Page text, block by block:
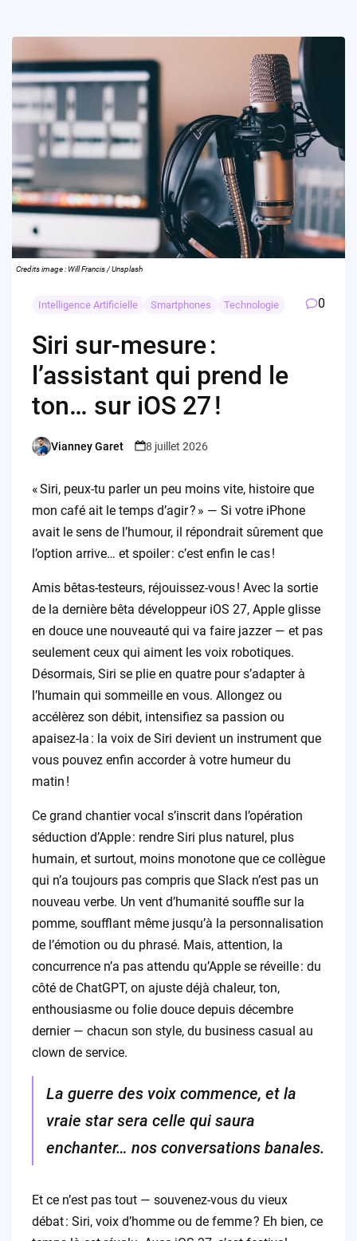
Credits image : Will Francis / Unsplash
Intelligence Artificielle Smartphones Technologie 0
Siri sur-mesure :
l’assistant qui prend le
ton… sur iOS 27 !
Posted
Vianney Garet 8 juillet 2026
« Siri, peux-tu parler un peu moins vite, histoire que
mon café ait le temps d’agir ? » — Si votre iPhone
avait le sens de l’humour, il répondrait sûrement que
l’option arrive… et spoiler : c’est enfin le cas !
Amis bêtas-testeurs, réjouissez-vous ! Avec la sortie
de la dernière bêta développeur iOS 27, Apple glisse
en douce une nouveauté qui va faire jazzer — et pas
seulement ceux qui aiment les voix robotiques.
Désormais, Siri se plie en quatre pour s’adapter à
l’humain qui sommeille en vous. Allongez ou
accélèrez son débit, intensifiez sa passion ou
apaisez-la : la voix de Siri devient un instrument que
vous pouvez enfin accorder à votre humeur du
matin !
Ce grand chantier vocal s’inscrit dans l’opération
séduction d’Apple : rendre Siri plus naturel, plus
humain, et surtout, moins monotone que ce collègue
qui n’a toujours pas compris que Slack n’est pas un
nouveau verbe. Un vent d’humanité souffle sur la
pomme, soufflant même jusqu’à la personnalisation
de l’émotion ou du phrasé. Mais, attention, la
concurrence n’a pas attendu qu’Apple se réveille : du
côté de ChatGPT, on ajuste déjà chaleur, ton,
enthousiasme ou folie douce depuis décembre
dernier — chacun son style, du business casual au
clown de service.
La guerre des voix commence, et la
vraie star sera celle qui saura
enchanter… nos conversations banales.
Et ce n’est pas tout — souvenez-vous du vieux
débat : Siri, voix d’homme ou de femme ? Eh bien, ce